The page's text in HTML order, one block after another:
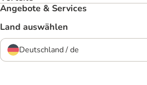
Angebote & Services
Land auswählen
Deutschland / de